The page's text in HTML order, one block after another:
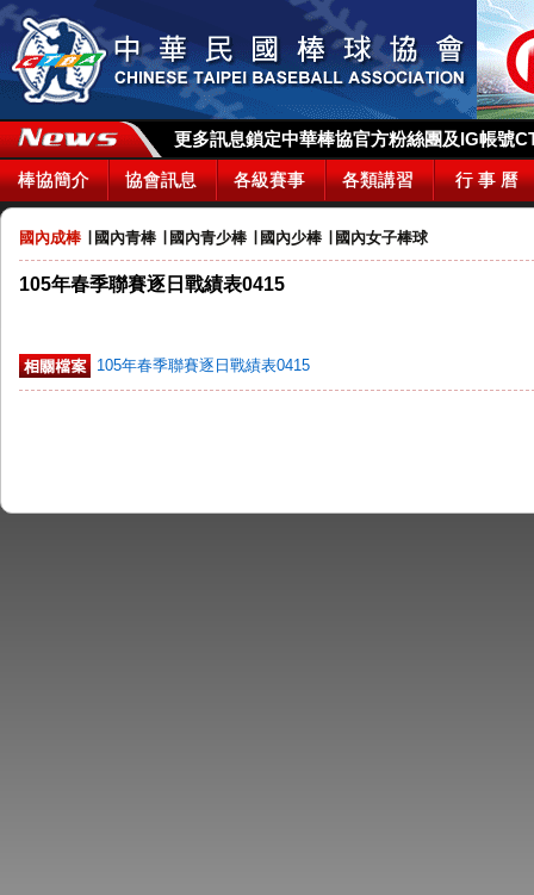
更多訊息鎖定中華棒協官方粉絲團及IG帳號
棒協簡介 協會訊息 各級賽事 各類講習 行 事 曆
國內成棒 國內青棒 國內青少棒 國內少棒 國內女子棒球
105年春季聯賽逐日戰績表0415
105年春季聯賽逐日戰績表0415